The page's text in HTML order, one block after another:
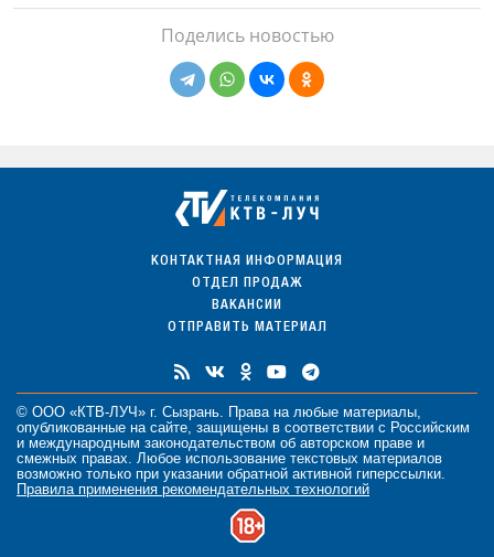
Поделись новостью
КОНТАКТНАЯ ИНФОРМАЦИЯ
ОТДЕЛ ПРОДАЖ
ВАКАНСИИ
ОТПРАВИТЬ МАТЕРИАЛ
© ООО «КТВ-ЛУЧ» г. Сызрань. Права на любые материалы
опубликованные на сайте, защищены в соответствии с Российским
и международным законодательством об авторском праве и
смежных правах. Любое использование текстовых материалов
возможно только при указании обратной активной гиперссылки.
Правила применения рекомендательных технологий